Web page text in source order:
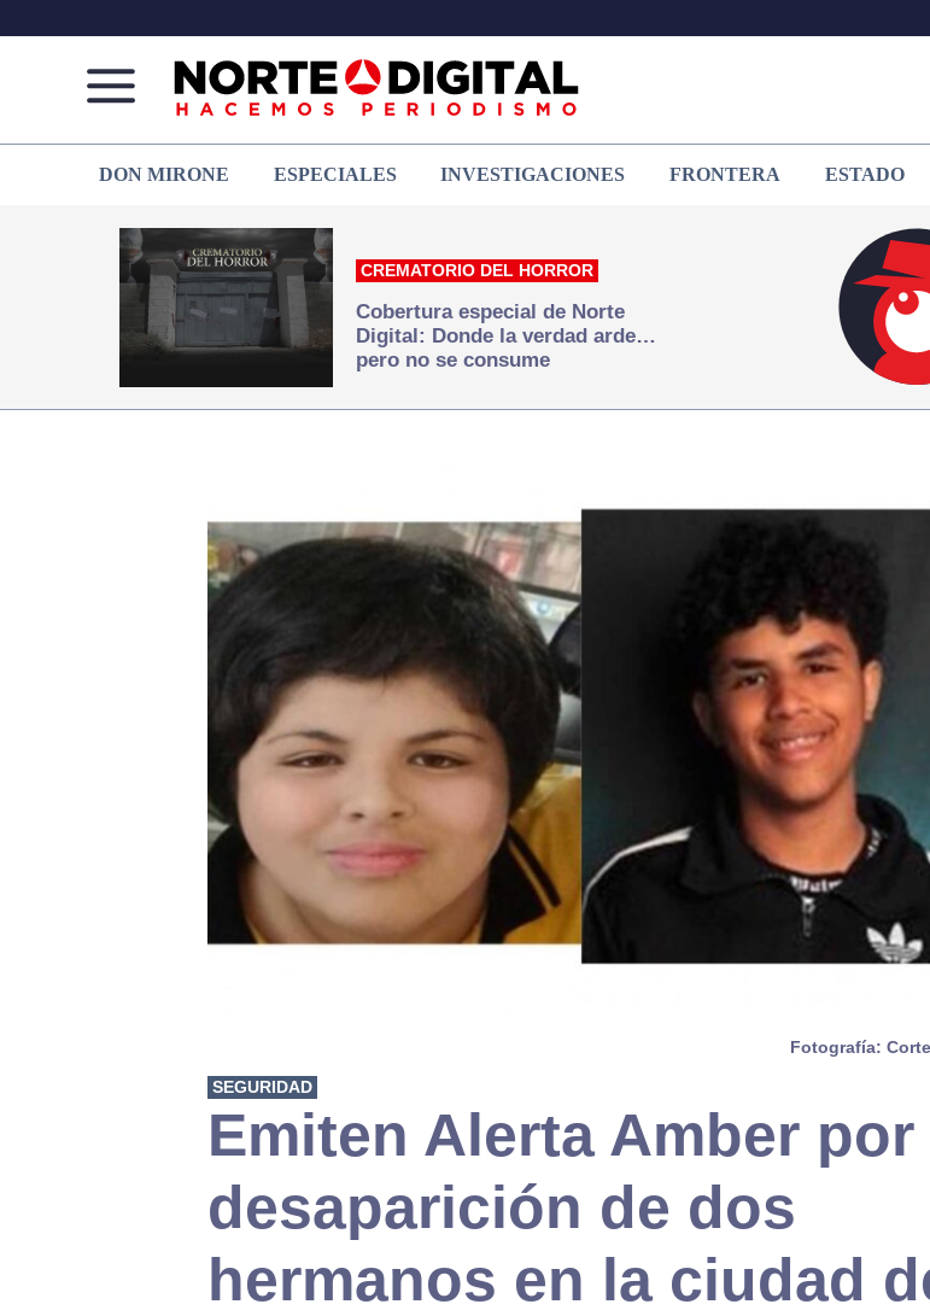
de
Juárez
que
hacemos periodismo
DON MIRONE ESPECIALES INVESTIGACIONES FRONTERA ESTADO
CREMATORIO DEL HORROR
Cobertura especial de Norte
Digital: Donde la verdad arde…
pero no se consume
Fotografía:
SEGURIDAD
Emiten Alerta Amber por
desaparición de dos
hermanos en la ciudad